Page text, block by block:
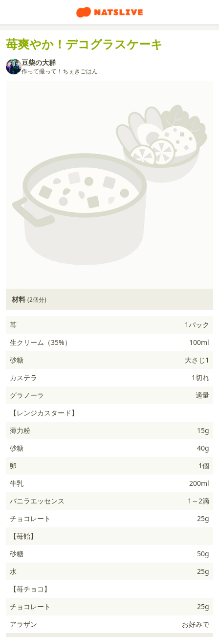
苺爽やか！デコグラスケーキ
豆柴の大群
作って撮って！ちぇきごはん
材料 (2個分)
苺
1パック
生クリーム（35%）
100ml
砂糖
大さじ1
カステラ
1切れ
グラノーラ
適量
【レンジカスタード】
薄力粉
15g
砂糖
40g
卵
1個
牛乳
200ml
バニラエッセンス
1～2滴
チョコレート
25g
【苺飴】
砂糖
50g
水
25g
【苺チョコ】
チョコレート
25g
アラザン
お好みで